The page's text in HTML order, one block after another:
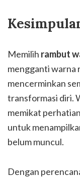
Memilih rambut
mengganti warna
mencerminkan
transformasi diri.
memikat
untuk
belum muncul.
Dengan